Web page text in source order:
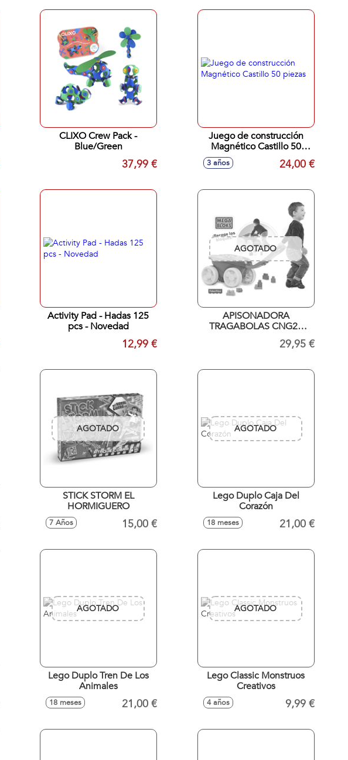
CLIXO Crew Pack -
Blue/Green
37,99 €
Juego de construcción
Magnético Castillo 50
3 años 24,00 €
Activity Pad - Hadas 125
pcs - Novedad
12,99 €
AGOTADO
APISONADORA
TRAGABOLAS CNG23
MEGABLOCK29,95 €
AGOTADO
STICK STORM EL
HORMIGUERO
7 Años 15,00 €
AGOTADO
Lego Duplo Caja Del
Corazón
18 meses 21,00 €
AGOTADO
Lego Duplo Tren De Los
Animales
18 meses 21,00 €
AGOTADO
Lego Classic Monstruos
Creativos
4 años 9,99 €